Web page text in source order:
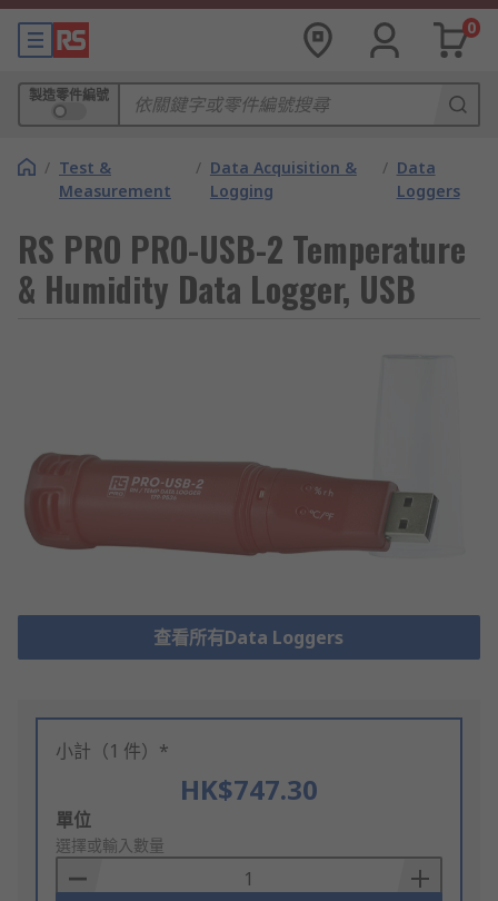
0
製造零件編號
/ Test &
Measurement
/ Data Acquisition &
Logging
/ Data
Loggers
RS PRO PRO-USB-2 Temperature
& Humidity Data Logger, USB
查看所有Data Loggers
小計（1 件）*
HK$747.30
Add
to
Basket
單位
選擇或輸入數量